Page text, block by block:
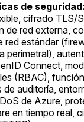
de seguridad:
cifrado TLS/
de red externa,
red estándar
perimetral),
Connect,
(RBAC),
de auditoría,
de Azure,
en tiempo real,